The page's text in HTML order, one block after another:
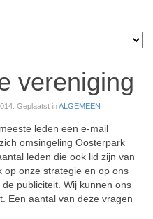
vereniging
. Geplaatst inALGEMEEN
leden een e-mail
omsingeling Oosterpark
leden die ook lid zijn van
op onze strategie en op ons
publiciteit. Wij kunnen ons
Een aantal van deze vragen